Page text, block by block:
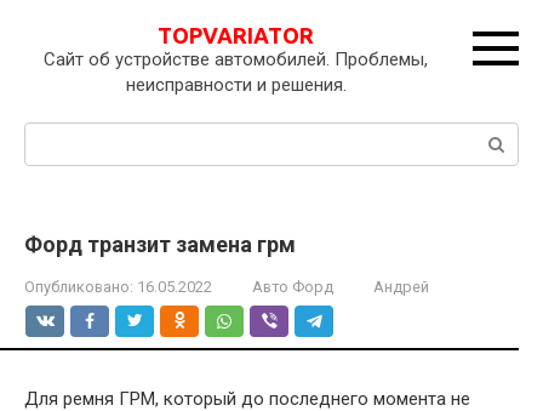
контенту
TOPVARIATOR
Сайт об устройстве автомобилей. Проблемы,
неисправности и решения.
Поиск:
Форд транзит замена грм
Опубликовано: 16.05.2022 Авто Форд Андрей
Для ремня ГРМ, который до последнего момента не